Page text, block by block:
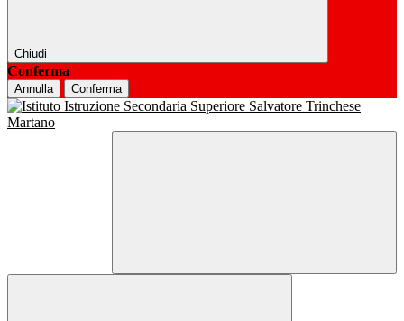
Chiudi
Conferma
Annulla Conferma